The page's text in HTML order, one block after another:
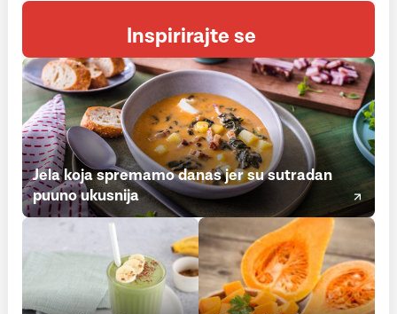
Inspirirajte se
Jela koja spremamo danas jer su sutradan
puuno ukusnija